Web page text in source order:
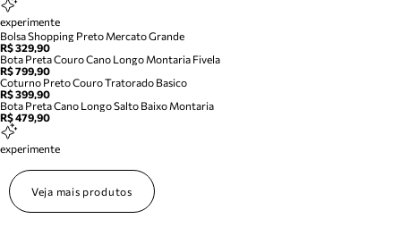
experimente
Bolsa Shopping Preto Mercato Grande
R$ 329,90
Bota Preta Couro Cano Longo Montaria Fivela
R$ 799,90
Coturno Preto Couro Tratorado Basico
R$ 399,90
Bota Preta Cano Longo Salto Baixo Montaria
R$ 479,90
experimente
Veja mais produtos